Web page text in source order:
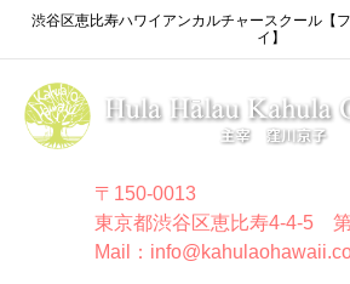
渋谷区恵比寿ハワイアンカルチャースクール【
イ】
〒150-0013
東京都渋谷区恵比寿4-4-5
Mail：